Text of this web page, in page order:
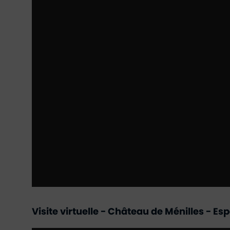
Visite virtuelle - Château de Ménilles -